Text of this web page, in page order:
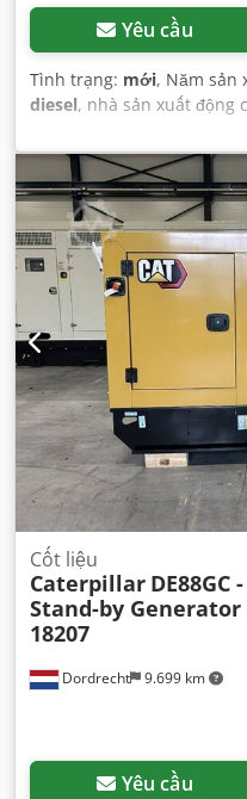
Yêu cầu
Tình trạng: mới, Năm sản
diesel, nhà sản xuất động
Dordrecht 9.699 km
Cốt liệu
Caterpillar DE88GC
Stand-by Generator
18207
Yêu cầu